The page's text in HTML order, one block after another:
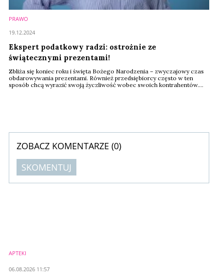
PRAWO
Ekspert podatkowy radzi: ostrożnie ze
świątecznymi prezentami!
Zbliża się koniec roku i święta Bożego Narodzenia – zwyczajowy czas
obdarowywania prezentami. Również przedsiębiorcy często w ten
sposób chcą wyrazić swoją życzliwość wobec swoich kontrahentów.
19.12.2024
ZOBACZ KOMENTARZE (0)
SKOMENTUJ
APTEKI
06.08.2026 11:57